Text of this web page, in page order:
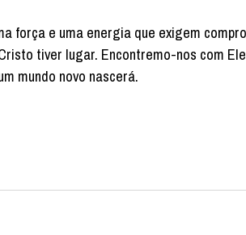
força e uma energia que exigem
tiver lugar. Encontremo-nos com
mundo novo nascerá.